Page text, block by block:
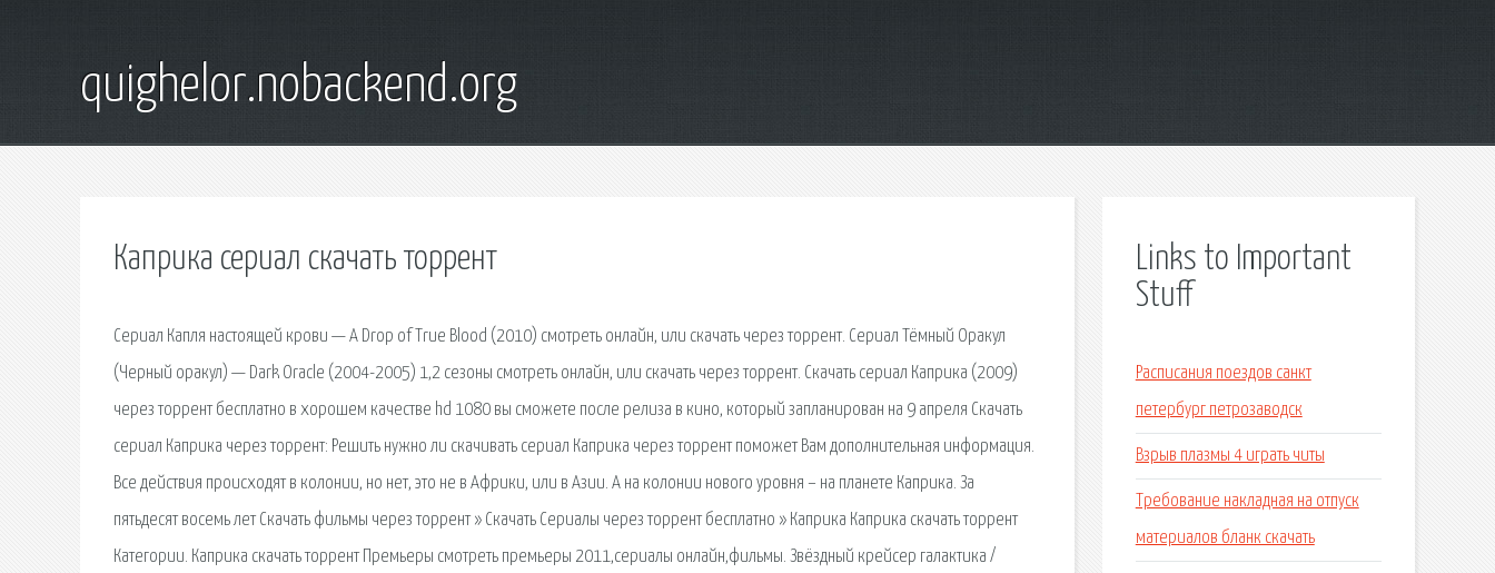
quighelor.nobackend.org
Каприка сериал скачать торрент
Сериал Капля настоящей крови — A Drop of True Blood (2010) смотреть онлайн, или скачать через торрент. Сериал Тёмный Оракул
(Черный оракул) — Dark Oracle (2004-2005) 1,2 сезоны смотреть онлайн, или скачать через торрент. Скачать сериал Каприка (2009)
через торрент бесплатно в хорошем качестве hd 1080 вы сможете после релиза в кино, который запланирован на 9 апреля Скачать
сериал Каприка через торрент: Решить нужно ли скачивать сериал Каприка через торрент поможет Вам дополнительная информация.
Все действия происходят в колонии, но нет, это не в Африки, или в Азии. А на колонии нового уровня – на планете Каприка. За
пятьдесят восемь лет Скачать фильмы через торрент » Скачать Сериалы через торрент бесплатно » Каприка Каприка скачать торрент
Категории. Каприка скачать торрент Премьеры cмотреть премьеры 2011,сериалы онлайн,фильмы. Звёздный крейсер галактика /
Links to Important
Stuff
Расписания поездов санкт
петербург петрозаводск
Взрыв плазмы 4 играть читы
Требование накладная на отпуск
материалов бланк скачать